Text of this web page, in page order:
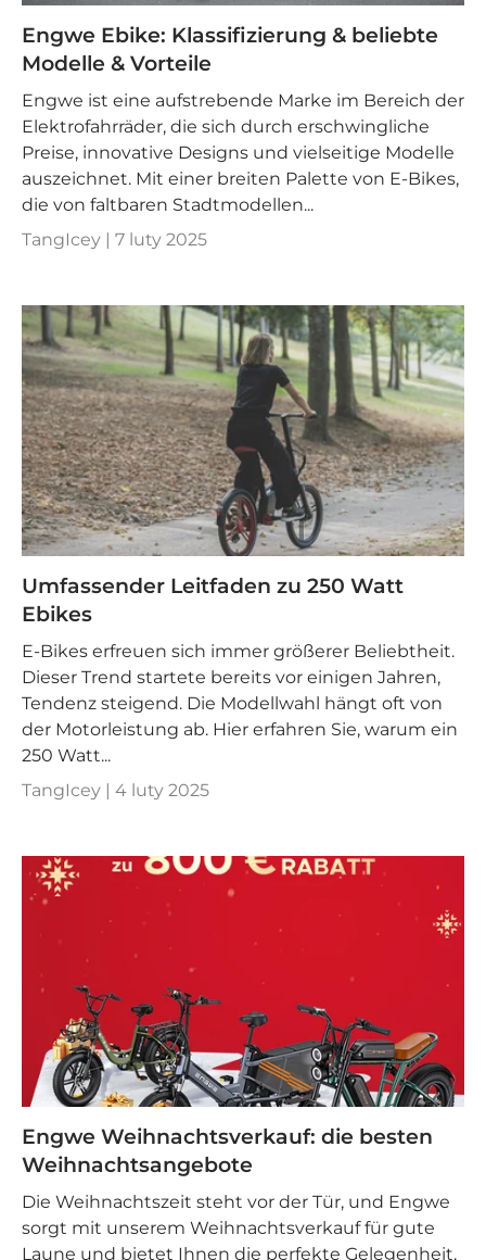
Engwe Ebike: Klassifizierung & beliebte
Modelle & Vorteile
Engwe ist eine aufstrebende Marke im Bereich der
Elektrofahrräder, die sich durch erschwingliche
Preise, innovative Designs und vielseitige Modelle
auszeichnet. Mit einer breiten Palette von E-Bikes,
die von faltbaren Stadtmodellen...
TangIcey | 7 luty 2025
Umfassender Leitfaden zu 250 Watt
Ebikes
E-Bikes erfreuen sich immer größerer Beliebtheit.
Dieser Trend startete bereits vor einigen Jahren,
Tendenz steigend. Die Modellwahl hängt oft von
der Motorleistung ab. Hier erfahren Sie, warum ein
250 Watt...
TangIcey | 4 luty 2025
Engwe Weihnachtsverkauf: die besten
Weihnachtsangebote
Die Weihnachtszeit steht vor der Tür, und Engwe
sorgt mit unserem Weihnachtsverkauf für gute
Laune und bietet Ihnen die perfekte Gelegenheit,